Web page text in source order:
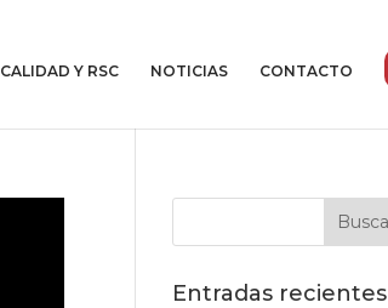
CALIDAD Y RSC NOTICIAS CONTACTO
Entradas recientes